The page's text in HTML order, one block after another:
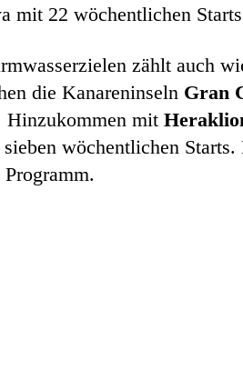
mit 22 wöchentlichen
zählt auch
die Kanareninseln Gran
Hinzukommen mit
sieben wöchentlichen